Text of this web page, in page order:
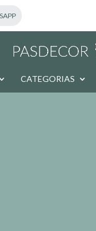
CATEGORIAS